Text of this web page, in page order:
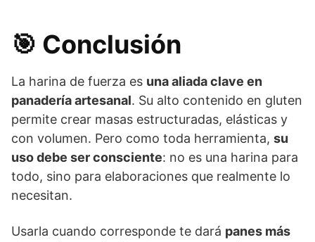
🎯 Conclusión
La harina de fuerza es una aliada clave en
panadería artesanal. Su alto contenido en gluten
permite crear masas estructuradas, elásticas y
con volumen. Pero como toda herramienta, su
uso debe ser consciente: no es una harina para
todo, sino para elaboraciones que realmente lo
necesitan.
Usarla cuando corresponde te dará panes más